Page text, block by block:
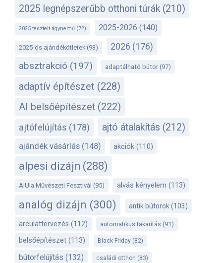
2025 legnépszerűbb otthoni túrák (210)
2025 tesztelt ágynemű (72) 2025-2026 (140)
2025-ös ajándékötletek (93) 2026 (176)
absztrakció (197) adaptálható bútor(97)
adaptív építészet (228)
AI belsőépítészet (222)
ajtófelújítás (178) ajtó átalakítás (212)
ajándék vásárlás (148) akciók (110)
alpesi dizájn (288)
AlUla Művészeti Fesztivál (95) alvás kényelem (113)
analóg dizájn (300) antik bútorok (103)
arculattervezés (112) automatikus takarítás (91)
belsőépítészet (113) Black Friday (82)
bútorfelújítás (132) családi otthon (83)